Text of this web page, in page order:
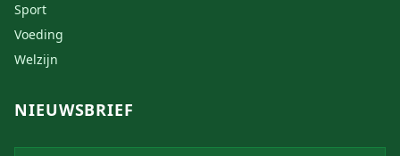
Sport
Voeding
Welzijn
NIEUWSBRIEF